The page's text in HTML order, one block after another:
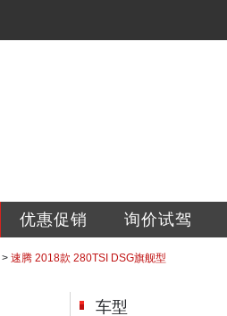
优惠促销 询价试驾
> 速腾 2018款 280TSI DSG旗舰型
车型